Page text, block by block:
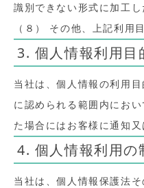
識別できない形式に加工
（８） その他、上記利用
3. 個人情報利用目
当社は、個人情報の利用
に認められる範囲内にお
た場合にはお客様に通知又
4. 個人情報利用の
当社は、個人情報保護法